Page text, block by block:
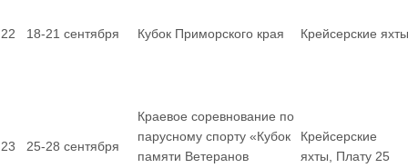
22 18-21 сентября Кубок Приморского края Крейсерские яхты
23 25-28 сентября
Краевое соревнование по
парусному спорту «Кубок
памяти Ветеранов
Крейсерские
яхты, Плату 25